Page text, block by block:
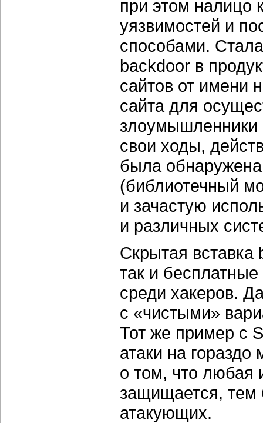
при этом налицо
уязвимостей и
способами.
backdoor в
сайтов от имени
сайта для
злоумышленники
свои ходы,
была
(библиотечный
и зачастую
и различных
Скрытая вставка
так и
среди хакеров.
с «чистыми»
Тот же пример с
атаки на
о том, что любая
защищается, тем
атакующих.